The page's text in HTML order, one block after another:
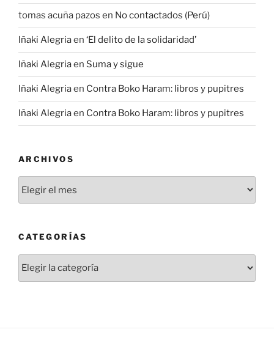
tomas acuña pazos en No contactados (Perú)
Iñaki Alegriaen ‘El delito de la solidaridad’
Iñaki Alegriaen Suma y sigue
Iñaki Alegriaen Contra Boko Haram: libros y pupitres
Iñaki Alegriaen Contra Boko Haram: libros y pupitres
ARCHIVOS
CATEGORÍAS